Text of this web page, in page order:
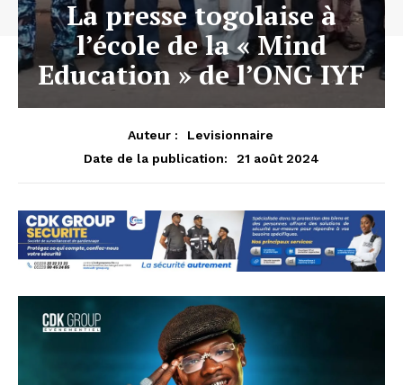
La presse togolaise à
l’école de la « Mind
Education » de l’ONG IYF
Auteur :
Levisionnaire
Date de la publication:
21 août 2024